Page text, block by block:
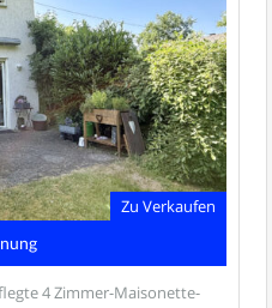
Zu Verkaufen
4 Zimmer-Maisonette-